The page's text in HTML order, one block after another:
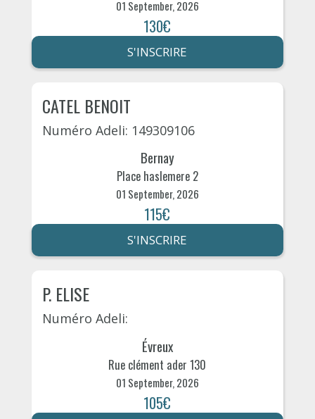
01 September, 2026
130€
S'INSCRIRE
CATEL BENOIT
Numéro Adeli: 149309106
Bernay
Place haslemere 2
01 September, 2026
115€
S'INSCRIRE
P. ELISE
Numéro Adeli:
Évreux
Rue clément ader 130
01 September, 2026
105€